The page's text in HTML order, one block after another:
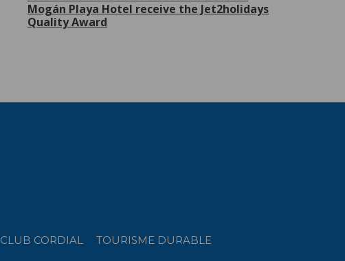
Mogán Playa Hotel receive the Jet2holidays
Quality Award
CLUB CORDIAL TOURISME DURABLE